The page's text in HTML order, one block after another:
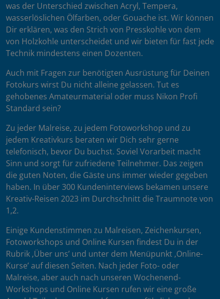
was der Unterschied zwischen Acryl, Tempera,
wasserlöslichen Ölfarben, oder Gouache ist. Wir können
Dir erklären, was den Strich von Presskohle von dem
von Holzkohle unterscheidet und wir bieten für fast jede
Technik mindestens einen Dozenten.
Auch mit Fragen zur benötigten Ausrüstung für Deinen
Fotokurs wirst Du nicht alleine gelassen. Tut es
gehobenes Amateurmaterial oder muss Nikon Profi
Standard sein?
Zu jeder Malreise, zu jedem Fotoworkshop und zu
jedem Kreativkurs beraten wir Dich sehr gerne
telefonisch, bevor Du buchst. Soviel Vorarbeit macht
Sinn und sorgt für zufriedene Teilnehmer. Das zeigen
die guten Noten, die Gäste uns immer wieder gegeben
haben. In über 300 Kundeninterviews bekamen unsere
Kreativ-Reisen 2023 im Durchschnitt die Traumnote von
1,2.
Einige Kundenstimmen zu Malreisen, Zeichenkursen,
Fotoworkshops und Online Kursen findest Du in der
Rubrik ‚Über uns’ und unter dem Menüpunkt ‚Online-
Kurse’ auf diesen Seiten. Nach jeder Foto- oder
Malreise, aber auch nach unseren Wochenend-
Workshops und Online Kursen rufen wir eine große